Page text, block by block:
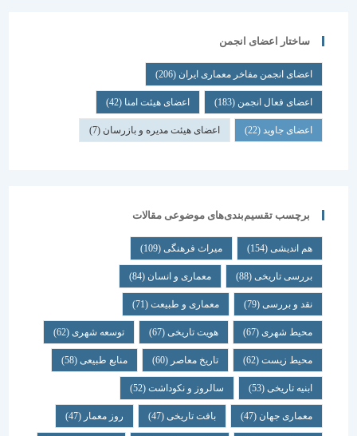
ساختار اعضای انجمن
اعضای انجمن مفاخر معماری ایران (206)
اعضای فعال انجمن(183) اعضای هیئت امنا(42)
اعضای جاوید(22) اعضای هیئت مدیره و بازرسان(7)
برچسب تقسیم‌بندی‌های موضوعی مقالات
هم اندیشی (154) میراث فرهنگی (109)
بررسی تاریخی (88) معماری و انسان (84)
نقد و بررسی (79) معماری و طبیعت (71)
محیط شهری(67) هویت تاریخی(67) توسعه شهری(62)
محیط زیست(62) تاریخ معاصر(60) منابع طبیعی(58)
ابنیه تاریخی(53) سالروز و نکوداشت(52)
معماری جهان (47) بافت تاریخی(47) روز معمار(47)